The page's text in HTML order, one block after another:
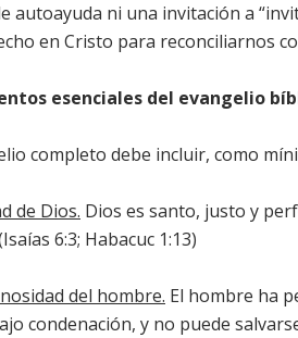
autoayuda ni una invitación a
en Cristo para reconciliarnos
esenciales del evangelio
completo debe incluir, como
de Dios. Dios es santo, justo y
6:3; Habacuc 1:13)
del hombre. El hombre ha
condenación, y no puede